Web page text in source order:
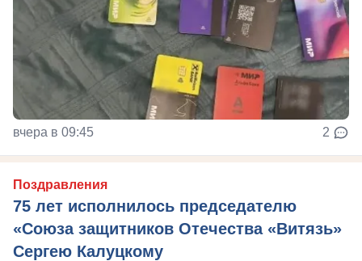
вчера в 09:45 2
Поздравления
75 лет исполнилось председателю
«Союза защитников Отечества «Витязь»
Сергею Калуцкому